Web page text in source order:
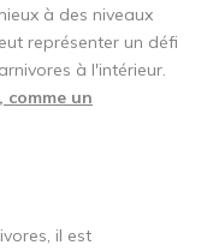
à des niveaux
représenter un défi
à l'intérieur.
comme un
il est